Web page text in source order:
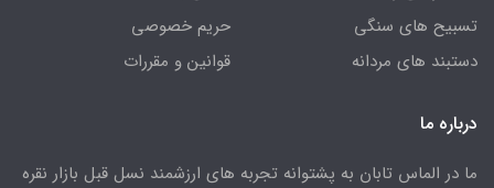
تسبیح های سنگی
دستبند های مردانه
حریم خصوصی
قوانین و مقررات
درباره ما
ما در الماس تابان به پشتوانه تجربه های ارزشمند نسل قبل بازار نقره